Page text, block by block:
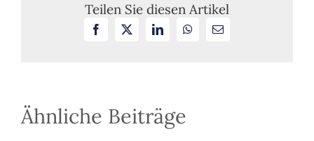
konfliktbelastetem
Arbeitsverhältnis
Teilen Sie diesen Artikel
Facebook LinkedInWhatsApp
E-
Ähnliche Beiträge